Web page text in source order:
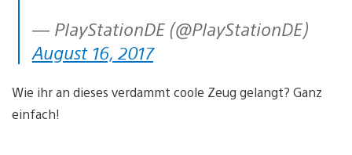
— PlayStationDE (@PlayStationDE)
August 16, 2017
Wie ihr an dieses verdammt coole Zeug gelangt? Ganz
einfach!